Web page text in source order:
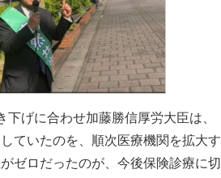
げに合わせ加藤勝信厚労大臣は、
ていたのを、順次医療機関を拡大
ゼロだったのが、今後保険診療に